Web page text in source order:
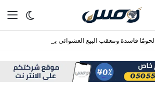
الوضع
فاسدة وتتعقب البيع العشوائي بنطاق بريمان